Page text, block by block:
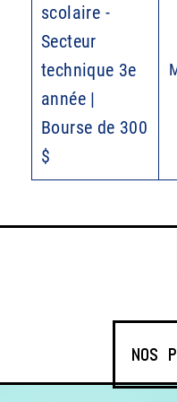
scolaire -
Secteur
technique 3e
année |
Bourse de 300
$
NOS